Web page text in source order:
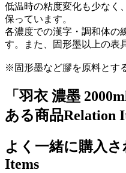
低温時の粘度変化も少なく
保っています。
各濃度での漢字・調和体の
す。また、固形墨以上の表
※固形墨など膠を原料とす
「羽衣 濃墨
ある商品Relation
よく一緒に購入
Items